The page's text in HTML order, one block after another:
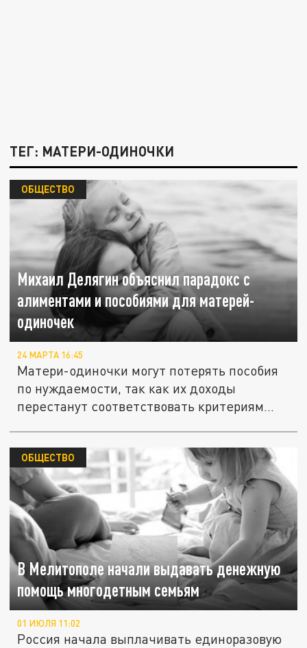
ТЕГ: МАТЕРИ-ОДИНОЧКИ
Михаил Делягин объяснил парадокс с
алиментами и пособиями для матерей-
одиночек
ОБЩЕСТВО
24 МАРТА 16:45
Матери-одиночки могут потерять пособия
по нуждаемости, так как их доходы
перестанут соответствовать критериям...
В Мелитополе начали выдавать денежную
помощь многодетным семьям
ОБЩЕСТВО
01 ИЮЛЯ 11:02
Россия начала выплачивать единоразовую